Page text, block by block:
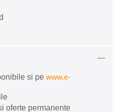
si pe www.e-
oferte permanente